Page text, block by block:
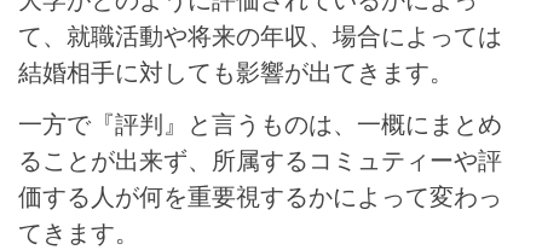
て、就職活動や将来の年収、場合によっては
結婚相手に対しても影響が出てきます。
一方で『評判』と言うものは、一概にまとめ
ることが出来ず、所属するコミュティーや評
価する人が何を重要視するかによって変わっ
てきます。